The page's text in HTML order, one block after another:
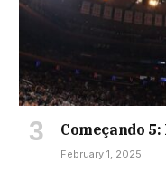
Começando
February 1, 2025